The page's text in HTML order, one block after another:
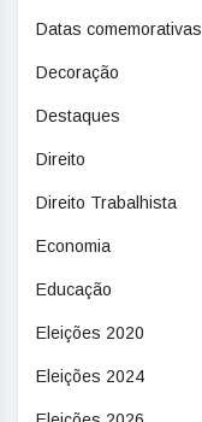
Datas comemorativas
Decoração
Destaques
Direito
Direito Trabalhista
Economia
Educação
Eleições 2020
Eleições 2024